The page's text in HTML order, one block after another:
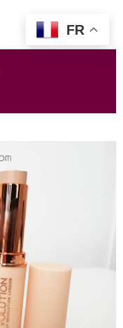
FR